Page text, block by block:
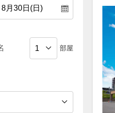
部屋